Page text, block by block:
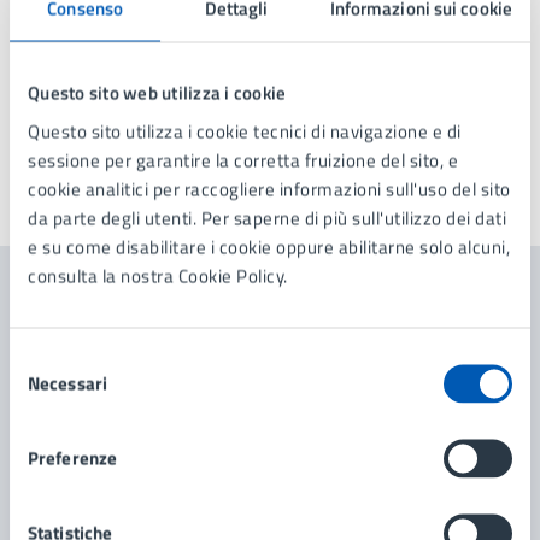
Consenso Dettagli Informazioni sui cookie
Questo sito web utilizza i cookie
Questo sito utilizza i cookie tecnici di navigazione e di
sessione per garantire la corretta fruizione del sito, e
cookie analitici per raccogliere informazioni sull'uso del sito
da parte degli utenti. Per saperne di più sull'utilizzo dei dati
e su come disabilitare i cookie oppure abilitarne solo alcuni,
consulta la nostra Cookie Policy.
delNecessari
Preferenze
Statistiche
Data inizio
Ultimo aggiornamento:14/08/2025, 14:52
Avviso di mobilità esterna per n. 1 istruttore